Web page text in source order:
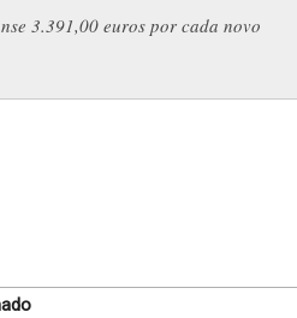
3.391,00 euros por cada novo